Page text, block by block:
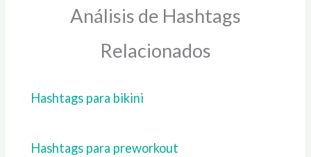
Análisis de Hashtags
Relacionados
Hashtags para bikini
Hashtags para preworkout